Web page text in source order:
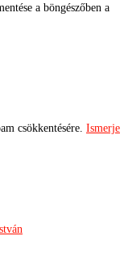
a böngészőben a
csökkentésére. Ismerje